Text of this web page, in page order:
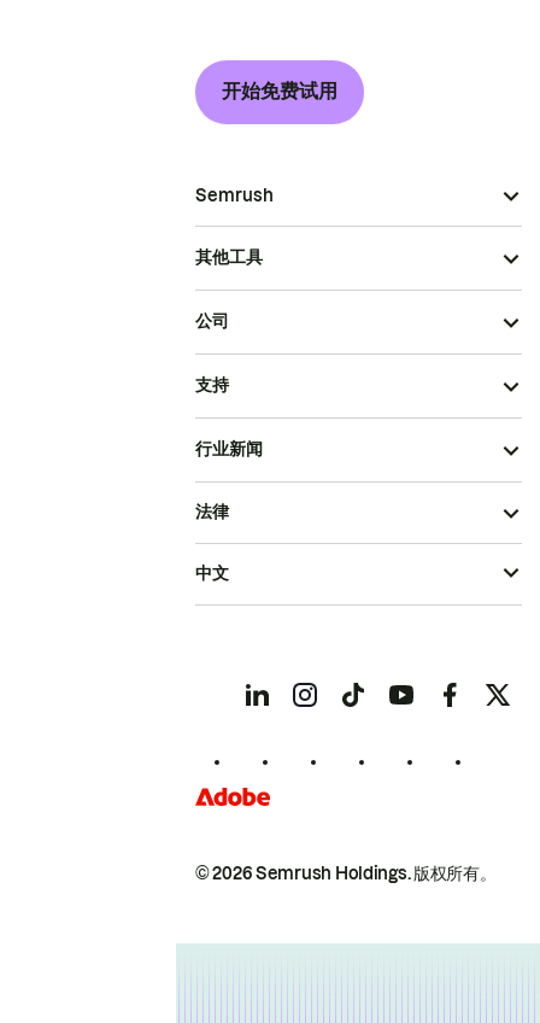
开始免费试用
Semrush
其他工具
公司
支持
行业新闻
© 2026 Semrush Holdings.版权所有。
法律
中文